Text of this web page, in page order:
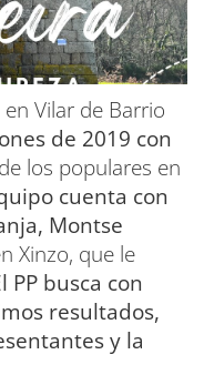
Vilar de Barrio
de 2019 con
los populares en
cuenta con
Montse
Xinzo, que le
PP busca con
resultados,
y la